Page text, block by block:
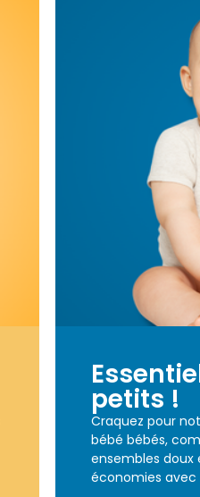
petits !
Craquez pour
bébé bébés,
ensembles
économies avec